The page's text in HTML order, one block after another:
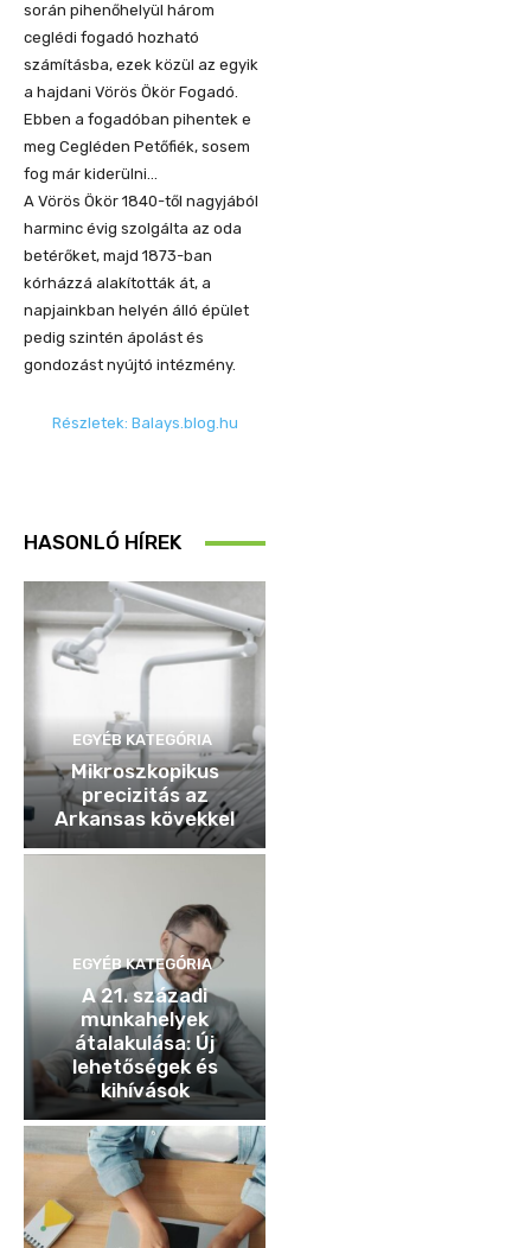
során pihenőhelyül három
ceglédi fogadó hozható
számításba, ezek közül az egyik
a hajdani Vörös Ökör Fogadó.
Ebben a fogadóban pihentek e
meg Cegléden Petőfiék, sosem
fog már kiderülni…
A Vörös Ökör 1840-től nagyjából
harminc évig szolgálta az oda
betérőket, majd 1873-ban
kórházzá alakították át, a
napjainkban helyén álló épület
pedig szintén ápolást és
gondozást nyújtó intézmény.
Részletek: Balays.blog.hu
HASONLÓ HÍREK
EGYÉB KATEGÓRIA
Mikroszkopikus
precizitás az
Arkansas kövekkel
EGYÉB KATEGÓRIA
A 21. századi
munkahelyek
átalakulása: Új
lehetőségek és
kihívások